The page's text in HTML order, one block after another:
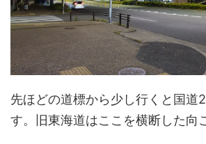
先ほどの道標から少し行くと国道
す。旧東海道はここを横断した向